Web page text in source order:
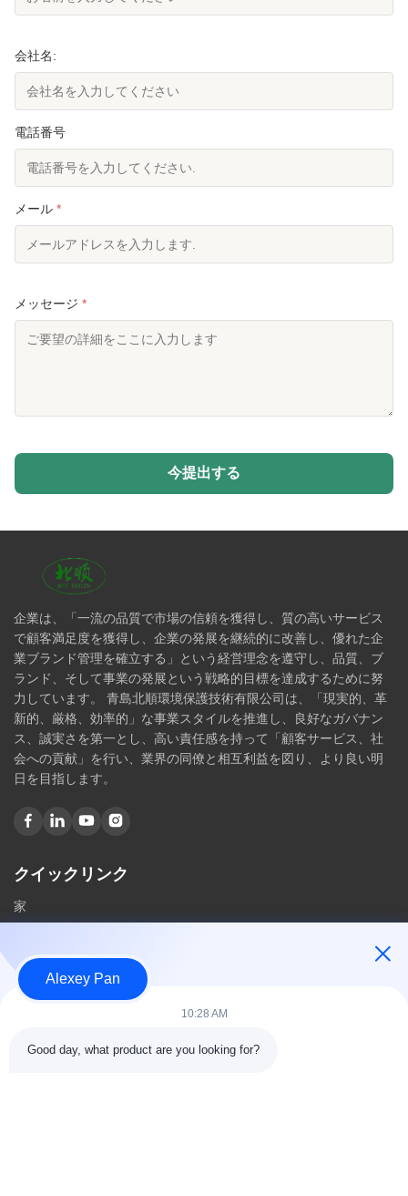
会社名:
電話番号
メール *
メッセージ *
今提出する
企業は、「一流の品質で市場の信頼を獲得し、質の高いサービス
で顧客満足度を獲得し、企業の発展を継続的に改善し、優れた企
業ブランド管理を確立する」という経営理念を遵守し、品質、ブ
ランド、そして事業の発展という戦略的目標を達成するために努
力しています。 青島北順環境保護技術有限公司は、「現実的、革
新的、厳格、効率的」な事業スタイルを推進し、良好なガバナン
ス、誠実さを第一とし、高い責任感を持って「顧客サービス、社
会への貢献」を行い、業界の同僚と相互利益を図り、より良い明
日を目指します。
クイックリンク
家
製品
私達に連絡しなさい
Alexey Pan
10:28 AM
Good day, what product are you looking for?